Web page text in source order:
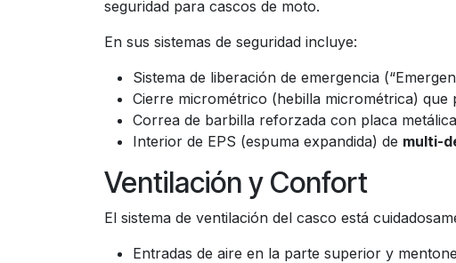
seguridad para cascos de moto.
En sus sistemas de seguridad incluye:
Sistema de liberación de emergencia
Cierre micrométrico (hebilla micrométrica) que
Correa de barbilla reforzada con placa
Interior de EPS (espuma expandida) de multi-
Ventilación y Confort
El sistema de ventilación del casco está
Entradas de aire en la parte superior y